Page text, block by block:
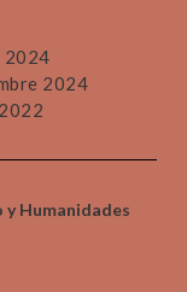
2024
2024
Humanidades